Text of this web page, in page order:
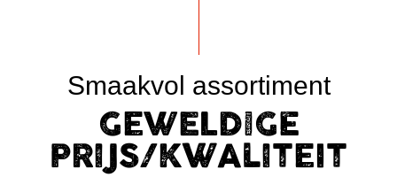
Smaakvol assortiment
GEWELDIGE
PRIJS/KWALITEIT